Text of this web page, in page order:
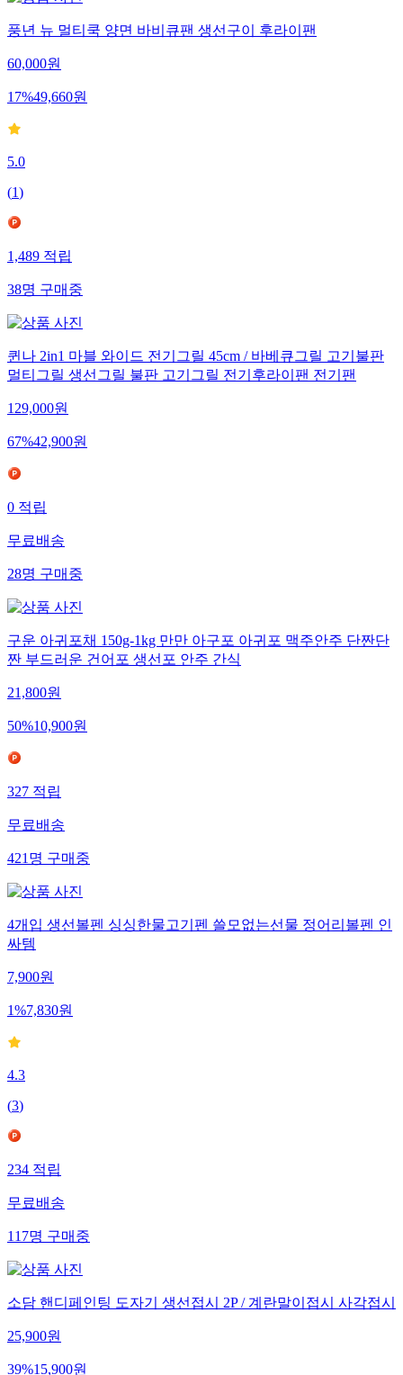
풍년 뉴 멀티쿡 양면 바비큐팬 생선구이 후라이팬
60,000원
17%49,660원
5.0
(1)
1,489적립
38명구매중
퀸나 2in1 마블 와이드 전기그릴 45cm / 바베큐그릴 고기불판
멀티그릴 생선그릴 불판 고기그릴 전기후라이팬 전기팬
129,000원
67%42,900원
0적립
무료배송
28명구매중
구운 아귀포채 150g-1kg 만만 아구포 아귀포 맥주안주 단짠단
짠 부드러운 건어포 생선포 안주 간식
21,800원
50%10,900원
327적립
무료배송
421명구매중
4개입 생선볼펜 싱싱한물고기펜 쓸모없는선물 정어리볼펜 인
싸템
7,900원
1%7,830원
4.3
(3)
234적립
무료배송
117명구매중
소담 핸디페인팅 도자기 생선접시 2P / 계란말이접시 사각접시
25,900원